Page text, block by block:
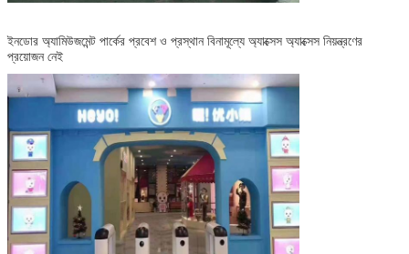
ইনডোর অ্যামিউজমেন্ট পার্কের প্রবেশ ও প্রস্থান বিনামূল্যে অ্যাক্সেস অ্যাক্সেস নিয়ন্ত্রণের
প্রয়োজন নেই